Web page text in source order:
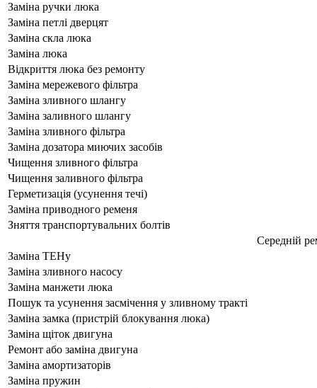
Заміна ручки люка
Заміна петлі дверцят
Заміна скла люка
Заміна люка
Відкриття люка без ремонту
Заміна мережевого фільтра
Заміна зливного шлангу
Заміна заливного шлангу
Заміна зливного фільтра
Заміна дозатора миючих засобів
Чищення зливного фільтра
Чищення заливного фільтра
Герметизація (усунення течі)
Заміна приводного ременя
Зняття транспортувальних болтів
Середній
Заміна ТЕНу
Заміна зливного насосу
Заміна манжети люка
Пошук та усунення засмічення у зливному тракті
Заміна замка (пристрій блокування люка)
Заміна щіток двигуна
Ремонт або заміна двигуна
Заміна амортизаторів
Заміна пружин